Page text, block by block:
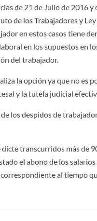
de 21 de Julio de 2016 y
de los Trabajadores y
en estos casos tiene
en los supuestos en
del trabajador.
la opción ya que no es
y la tutela judicial
los despidos de
transcurridos más de
el abono de los
al tiempo